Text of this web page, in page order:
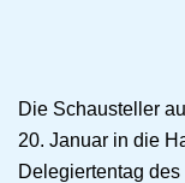
Die Schausteller
20. Januar in die
Delegiertentag